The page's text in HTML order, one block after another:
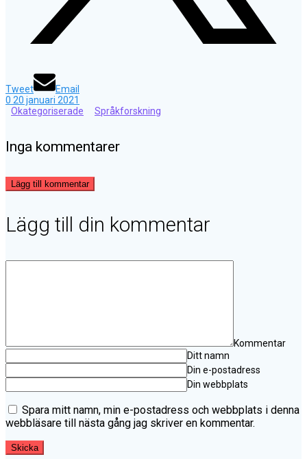
Tweet
Email
0 20 januari 2021
Okategoriserade
Språkforskning
Inga kommentarer
Lägg till kommentar
Lägg till din kommentar
Kommentar
Ditt namn
Din e-postadress
Din webbplats
Spara mitt namn, min e-postadress och webbplats i denna
webbläsare till nästa gång jag skriver en kommentar.